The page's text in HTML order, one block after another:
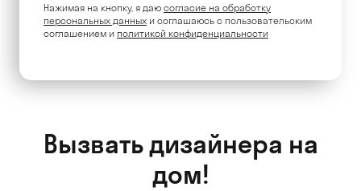
Нажимая на кнопку, я даю согласие на обработку
персональных данных и соглашаюсь c пользовательским
соглашением и политикой конфиденциальности
Вызвать дизайнера на
дом!